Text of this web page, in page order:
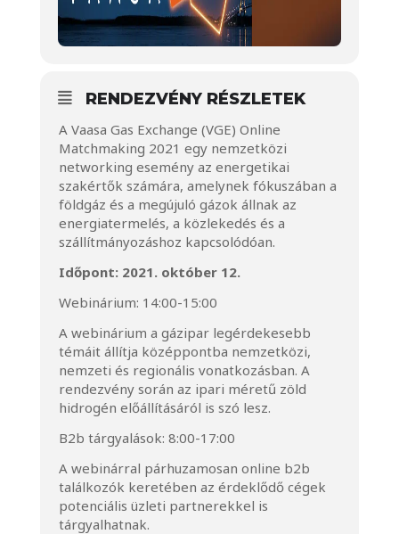
RENDEZVÉNY RÉSZLETEK
A Vaasa Gas Exchange (VGE) Online
Matchmaking 2021 egy nemzetközi
networking esemény az energetikai
szakértők számára, amelynek fókuszában a
földgáz és a megújuló gázok állnak az
energiatermelés, a közlekedés és a
szállítmányozáshoz kapcsolódóan.
Időpont: 2021. október 12.
Webinárium: 14:00-15:00
A webinárium a gázipar legérdekesebb
témáit állítja középpontba nemzetközi,
nemzeti és regionális vonatkozásban. A
rendezvény során az ipari méretű zöld
hidrogén előállításáról is szó lesz.
B2b tárgyalások: 8:00-17:00
A webinárral párhuzamosan online b2b
találkozók keretében az érdeklődő cégek
potenciális üzleti partnerekkel is
tárgyalhatnak.